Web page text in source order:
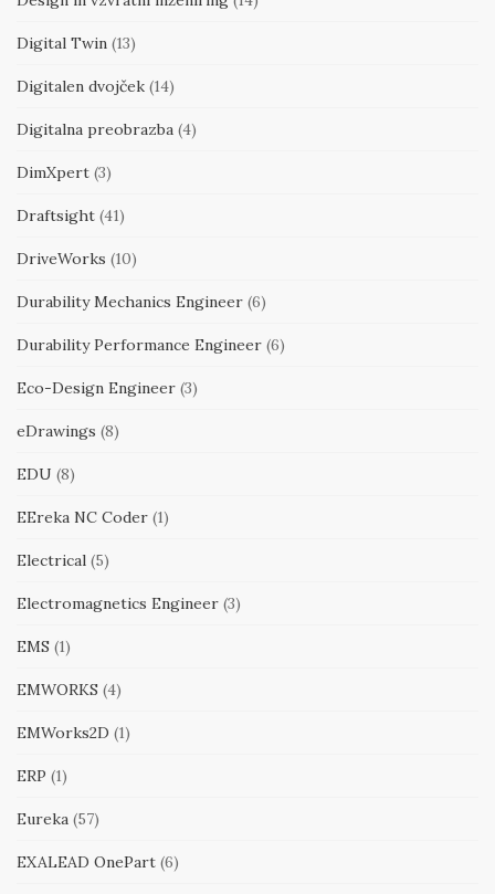
Digital Twin (13)
Digitalen dvojček (14)
Digitalna preobrazba (4)
DimXpert (3)
Draftsight (41)
DriveWorks (10)
Durability Mechanics Engineer (6)
Durability Performance Engineer (6)
Eco-Design Engineer (3)
eDrawings (8)
EDU (8)
EEreka NC Coder (1)
Electrical (5)
Electromagnetics Engineer (3)
EMS (1)
EMWORKS (4)
EMWorks2D (1)
ERP (1)
Eureka (57)
EXALEAD OnePart (6)